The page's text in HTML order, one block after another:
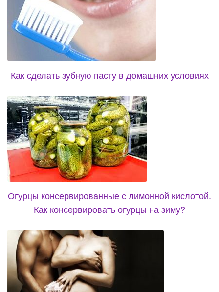
Как сделать зубную пасту в домашних условиях
Огурцы консервированные с лимонной кислотой.
Как консервировать огурцы на зиму?